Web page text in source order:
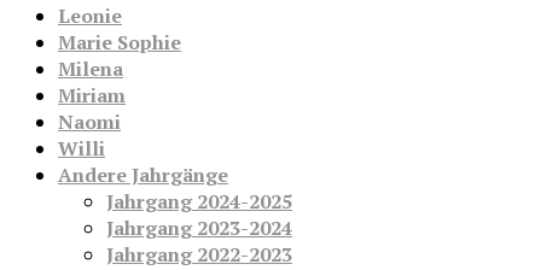
Leonie
Marie Sophie
Milena
Miriam
Naomi
Willi
Andere Jahrgänge
Jahrgang 2024-2025
Jahrgang 2023-2024
Jahrgang 2022-2023